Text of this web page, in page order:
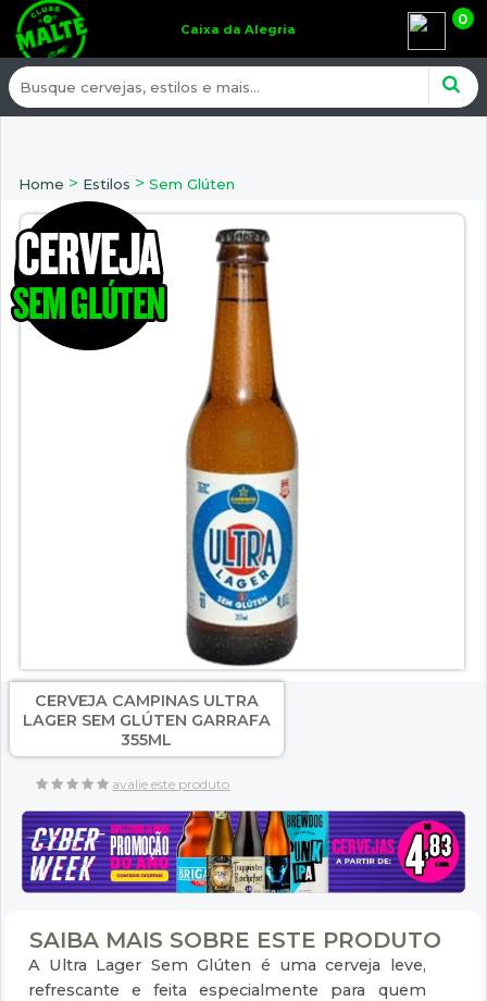
Caixa da Alegria
0
Home > Estilos > Sem Glúten
CERVEJA CAMPINAS ULTRA
LAGER SEM GLÚTEN GARRAFA
355ML
avalie este produto
SAIBA MAIS SOBRE ESTE PRODUTO
A Ultra Lager Sem Glúten é uma cerveja leve,
refrescante e feita especialmente para quem